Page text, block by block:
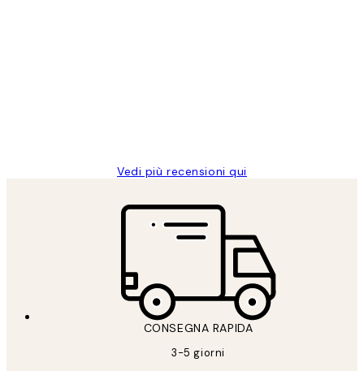
Vedi più recensioni qui
CONSEGNA RAPIDA
3-5 giorni